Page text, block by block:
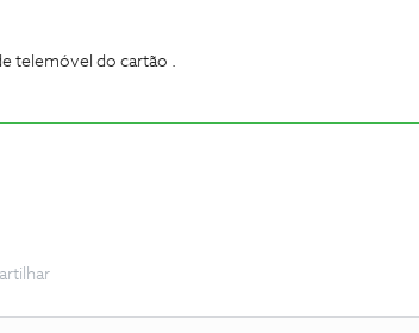
telemóvel do cartão .